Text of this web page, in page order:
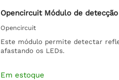
Opencircuit Módulo de
Opencircuit
Este módulo permite detectar
afastando os LEDs.
Em estoque